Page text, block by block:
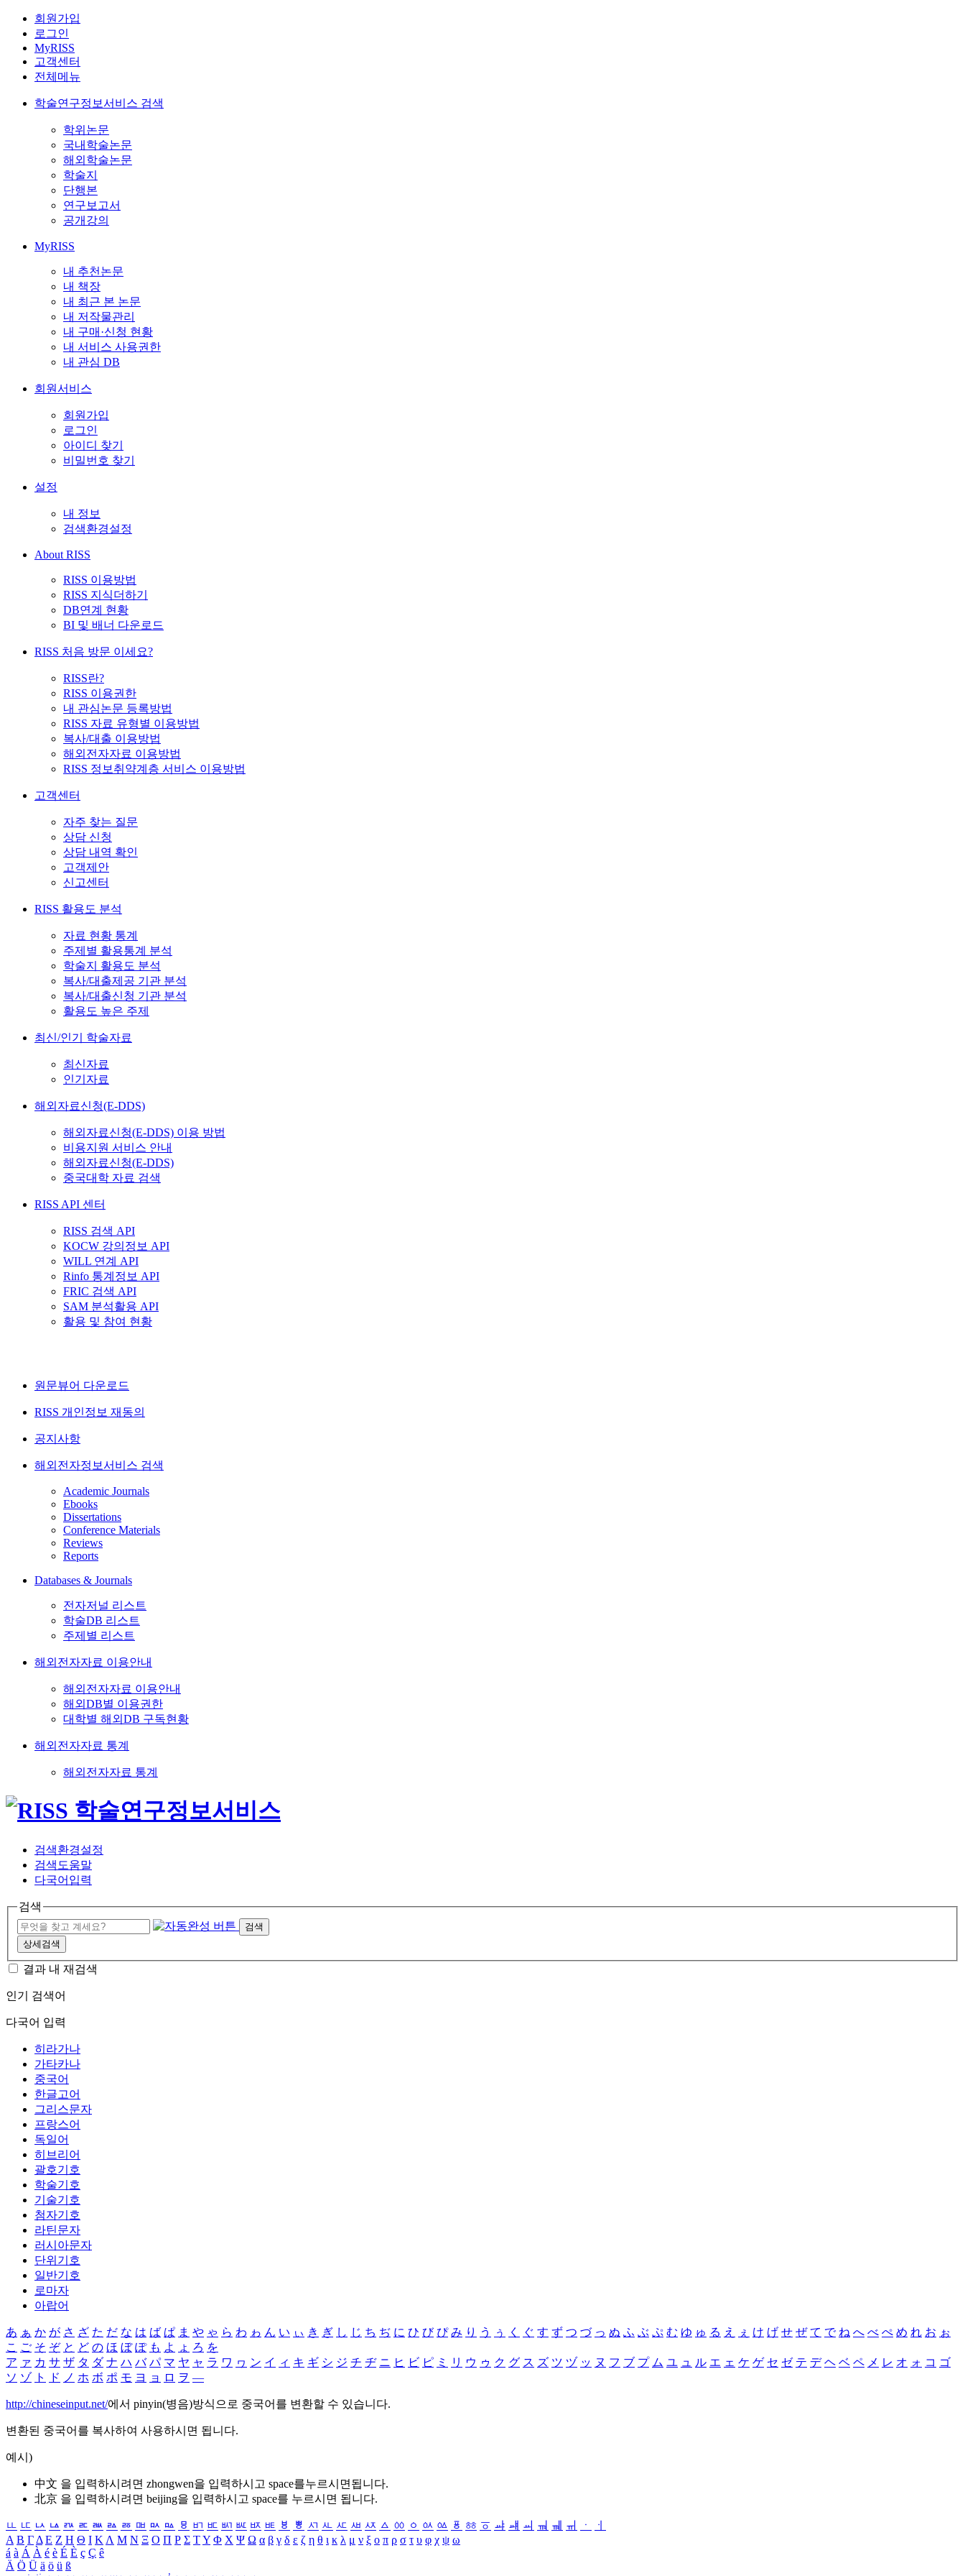
회원가입
로그인
MyRISS
고객센터
전체메뉴
학술연구정보서비스 검색
학위논문
국내학술논문
해외학술논문
학술지
단행본
연구보고서
공개강의
MyRISS
내 추천논문
내 책장
내 최근 본 논문
내 저작물관리
내 구매·신청 현황
내 서비스 사용권한
내 관심 DB
회원서비스
회원가입
로그인
아이디 찾기
비밀번호 찾기
설정
내 정보
검색환경설정
About RISS
RISS 이용방법
RISS 지식더하기
DB연계 현황
BI 및 배너 다운로드
RISS 처음 방문 이세요?
RISS란?
RISS 이용권한
내 관심논문 등록방법
RISS 자료 유형별 이용방법
복사/대출 이용방법
해외전자자료 이용방법
RISS 정보취약계층 서비스 이용방법
고객센터
자주 찾는 질문
상담 신청
상담 내역 확인
고객제안
신고센터
RISS 활용도 분석
자료 현황 통계
주제별 활용통계 분석
학술지 활용도 분석
복사/대출제공 기관 분석
복사/대출신청 기관 분석
활용도 높은 주제
최신/인기 학술자료
최신자료
인기자료
해외자료신청(E-DDS)
해외자료신청(E-DDS) 이용 방법
비용지원 서비스 안내
해외자료신청(E-DDS)
중국대학 자료 검색
RISS API 센터
RISS 검색 API
KOCW 강의정보 API
WILL 연계 API
Rinfo 통계정보 API
FRIC 검색 API
SAM 분석활용 API
활용 및 참여 현황
원문뷰어 다운로드
RISS 개인정보 재동의
공지사항
해외전자정보서비스 검색
Academic Journals
Ebooks
Dissertations
Conference Materials
Reviews
Reports
Databases & Journals
전자저널 리스트
학술DB 리스트
주제별 리스트
해외전자자료 이용안내
해외전자자료 이용안내
해외DB별 이용권한
대학별 해외DB 구독현황
해외전자자료 통계
해외전자자료 통계
검색환경설정
검색도움말
다국어입력
검색
검색
상세검색
결과 내 재검색
인기 검색어
다국어 입력
히라가나
가타카나
중국어
한글고어
그리스문자
프랑스어
독일어
히브리어
괄호기호
학술기호
기술기호
첨자기호
라틴문자
러시아문자
단위기호
일반기호
로마자
아랍어
あ ぁ か が さ ざ た だ な は ば ぱ ま や ゃ ら わ ゎ ん い ぃ き ぎ し じ ち ぢ に ひ び ぴ み り う ぅ く ぐ す ず つ づ っ ぬ ふ ぶ ぷ む ゆ ゅ る え ぇ け げ せ ぜ て で ね へ べ ぺ め れ お ぉ
こ ご そ ぞ と ど の ほ ぼ ぽ も よ ょ ろ を
ア ァ カ サ ザ タ ダ ナ ハ バ パ マ ヤ ャ ラ ワ ヮ ン イ ィ キ ギ シ ジ チ ヂ ニ ヒ ビ ピ ミ リ ウ ゥ ク グ ス ズ ツ ヅ ッ ヌ フ ブ プ ム ユ ュ ル エ ェ ケ ゲ セ ゼ テ デ ヘ ベ ペ メ レ オ ォ コ ゴ
ソ ゾ ト ド ノ ホ ボ ポ モ ヨ ョ ロ ヲ ―
http://chineseinput.net/에서 pinyin(병음)방식으로 중국어를 변환할 수 있습니다.
변환된 중국어를 복사하여 사용하시면 됩니다.
예시)
中文 을 입력하시려면 zhongwen을 입력하시고 space를누르시면됩니다.
北京 을 입력하시려면 beijing을 입력하시고 space를 누르시면 됩니다.
ㅥ ㅦ ㅧ ㅨ ㅩ ㅪ ㅫ ㅬ ㅭ ㅮ ㅯ ㅰ ㅱ ㅲ ㅳ ㅴ ㅵ ㅶ ㅷ ㅸ ㅹ ㅺ ㅻ ㅼ ㅽ ㅾ ㅿ ㆀ ㆁ ㆂ ㆃ ㆄ ㆅ ㆆ ㆇ ㆈ ㆉ ㆊ ㆋ ㆌ ㆍ
ㆎ
Α Β ΓΔ Ε Ζ Η Θ Ι ΚΛ Μ Ν Ξ Ο Π Ρ Σ ΤΥ Φ Χ Ψ Ω α β γ δ ε ζ η θ ι κ λ μ ν ξ ο π ρ σ τ υ φ χ ψ ω
á à Á À é è É È ç Ç ê
Ä Ö Ü ä ö ü ß